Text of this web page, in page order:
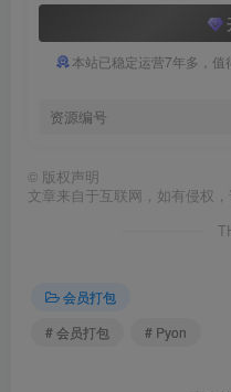
本站已稳定运营7年多，值
资源编号
© 版权声明
文章来自于互联网，如有侵权，
会员打包
# 会员打包
# Pyon